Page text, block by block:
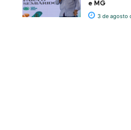
e MG
3 de agosto